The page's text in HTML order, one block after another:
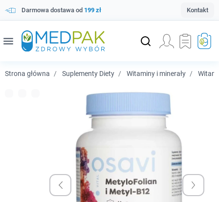
Darmowa dostawa od 199 zł Kontakt
menu
Strona główna Suplementy Diety Witaminy i minerały